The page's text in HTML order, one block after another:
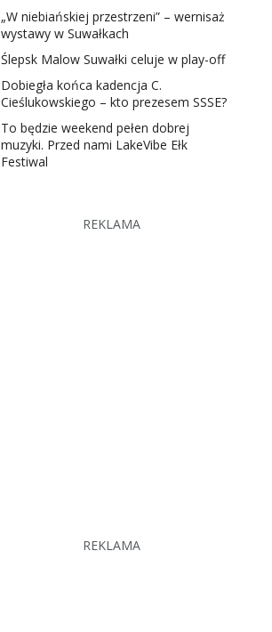
„W niebiańskiej przestrzeni” – wernisaż
wystawy w Suwałkach
Ślepsk Malow Suwałki celuje w play-off
Dobiegła końca kadencja C.
Cieślukowskiego – kto prezesem SSSE?
To będzie weekend pełen dobrej
muzyki. Przed nami LakeVibe Ełk
Festiwal
REKLAMA
REKLAMA